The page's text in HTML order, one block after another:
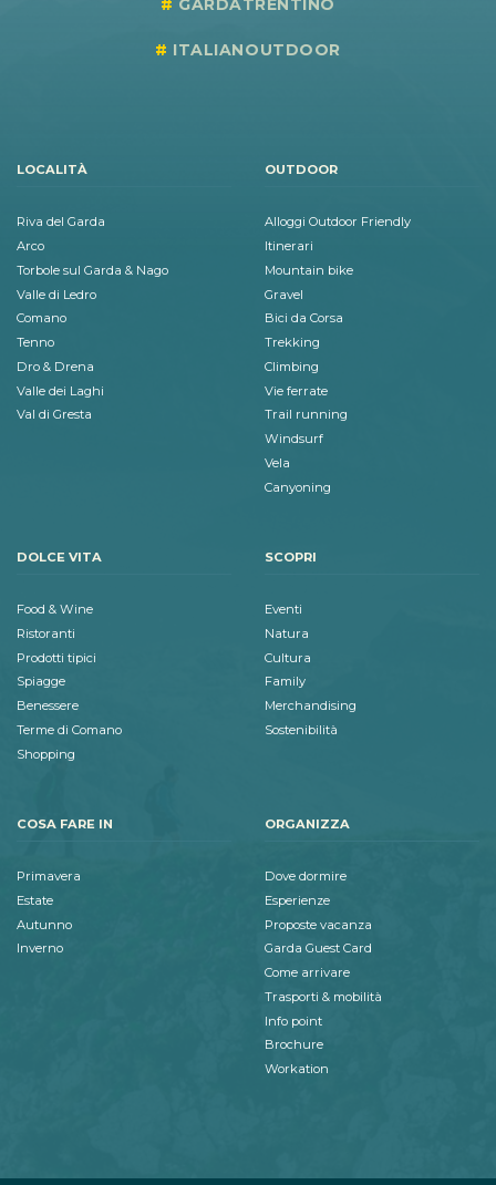
GARDATRENTINO
ITALIANOUTDOOR
LOCALITÀ
Riva del Garda
Arco
Torbole sul Garda & Nago
Valle di Ledro
Comano
Tenno
Dro & Drena
Valle dei Laghi
Val di Gresta
OUTDOOR
Alloggi Outdoor Friendly
Itinerari
Mountain bike
Gravel
Bici da Corsa
Trekking
Climbing
Vie ferrate
Trail running
Windsurf
Vela
Canyoning
DOLCE VITA
Food & Wine
Ristoranti
Prodotti tipici
Spiagge
Benessere
Terme di Comano
Shopping
SCOPRI
Eventi
Natura
Cultura
Family
Merchandising
Sostenibilità
COSA FARE IN
Primavera
Estate
Autunno
Inverno
ORGANIZZA
Dove dormire
Esperienze
Proposte vacanza
Garda Guest Card
Come arrivare
Trasporti & mobilità
Info point
Brochure
Workation